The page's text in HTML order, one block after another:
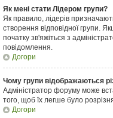
Як мені стати Лідером групи?
Як правило, лідерів
створення відповідної групи.
початку зв'яжіться з
повідомлення.
Догори
Чому групи відображаються
Адміністратор форуму може
того, щоб їх легше було
Догори